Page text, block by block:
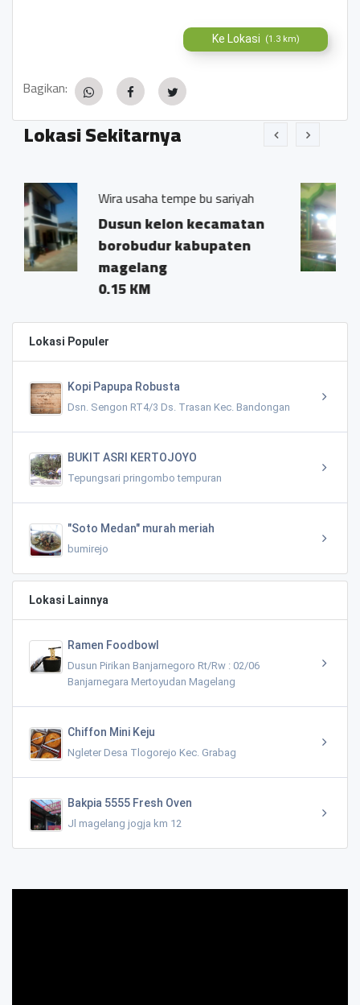
Ke Lokasi (1.3 km)
Bagikan:
Lokasi Sekitarnya
tempe bu sariyah
kecamatan
kabupaten
Masjid nurul huda
Dusun kelon
borobudur
magelang
Lokasi Populer
Kopi Papupa Robusta
Dsn. Sengon RT4/3 Ds. Trasan Kec. Bandongan
BUKIT ASRI KERTOJOYO
Tepungsari pringombo tempuran
"Soto Medan" murah meriah
bumirejo
Lokasi Lainnya
Ramen Foodbowl
Dusun Pirikan Banjarnegoro Rt/Rw : 02/06
Banjarnegara Mertoyudan Magelang
Chiffon Mini Keju
Ngleter Desa Tlogorejo Kec. Grabag
Bakpia 5555 Fresh Oven
Jl magelang jogja km 12